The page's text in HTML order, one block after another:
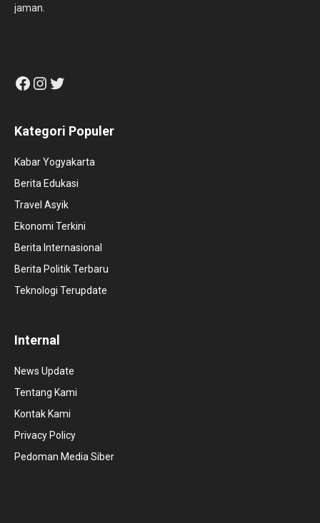
jaman.
Facebook
Instagram
Twitter
Kategori Populer
Kabar Yogyakarta
Berita Edukasi
Travel Asyik
Ekonomi Terkini
Berita Internasional
Berita Politik Terbaru
Teknologi Terupdate
Internal
News Update
Tentang Kami
Kontak Kami
Privacy Policy
Pedoman Media Siber